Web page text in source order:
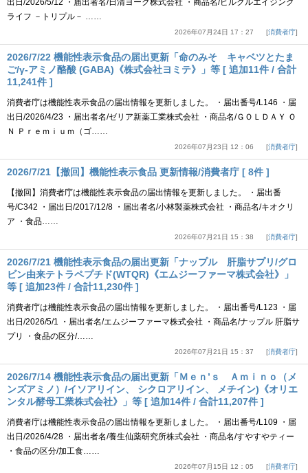
出日/2026/5/12 ・届出者名/日清ヨーク株式会社 ・商品名/ピルクルエイジング
ライフ －トリプル－ ……
2026年07月24日 17：27 消費者庁
2026/7/22 機能性表示食品の届出更新「命のみそ キャベツとたま
ご/γ-アミノ酪酸 (GABA)《株式会社ヨミテ》」等 [ 追加11件 / 合計
11,241件 ]
消費者庁は機能性表示食品の届出情報を更新しました。 ・届出番号/L146 ・届
出日/2026/4/23 ・届出者名/ゼリア新薬工業株式会社 ・商品名/ＧＯＬＤＡＹ Ｏ
Ｎ Ｐｒｅｍｉｕｍ（ゴ……
2026年07月23日 12：06 消費者庁
2026/7/21【撤回】機能性表示食品 更新情報/消費者庁 [ 8件 ]
【撤回】消費者庁は機能性表示食品の届出情報を更新しました。 ・届出番
号/C342 ・届出日/2017/12/8 ・届出者名/小林製薬株式会社 ・商品名/キオクリ
ア ・食品……
2026年07月21日 15：38 消費者庁
2026/7/21 機能性表示食品の届出更新「ナップル 肝脂サプリ/グロ
ビン由来テトラペプチド(WTQR)《エムジーファーマ株式会社》」
等 [ 追加23件 / 合計11,230件 ]
消費者庁は機能性表示食品の届出情報を更新しました。 ・届出番号/L123 ・届
出日/2026/5/1 ・届出者名/エムジーファーマ株式会社 ・商品名/ナップル 肝脂サ
プリ ・食品の区分/……
2026年07月21日 15：37 消費者庁
2026/7/14 機能性表示食品の届出更新「Ｍｅｎ’ｓ Ａｍｉｎｏ（メ
ンズアミノ）/イソアリイン、 シクロアリイン、 メチイン)《オリエ
ンタル酵母工業株式会社》」等 [ 追加14件 / 合計11,207件 ]
消費者庁は機能性表示食品の届出情報を更新しました。 ・届出番号/L109 ・届
出日/2026/4/28 ・届出者名/養生仙薬研究所株式会社 ・商品名/すやすやティー
・食品の区分/加工食……
2026年07月15日 12：05 消費者庁